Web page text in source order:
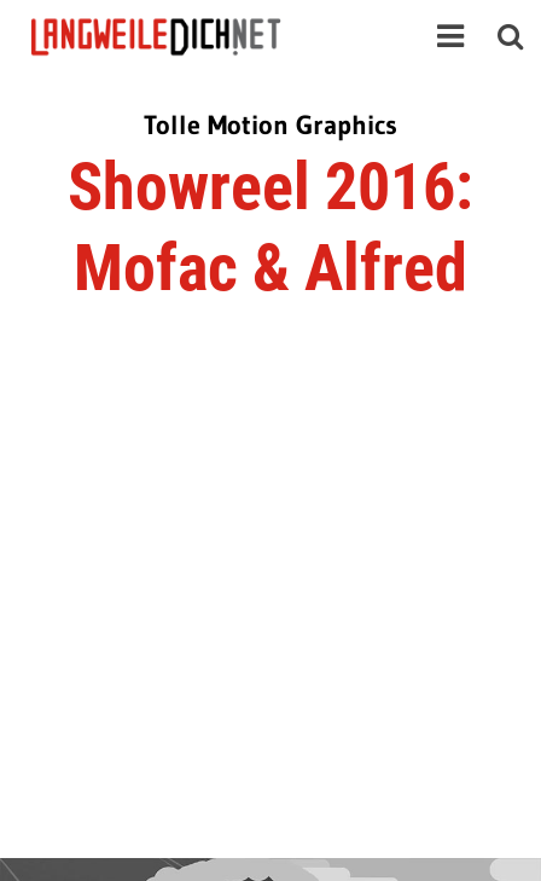
Tolle Motion Graphics
Showreel 2016:
Mofac & Alfred